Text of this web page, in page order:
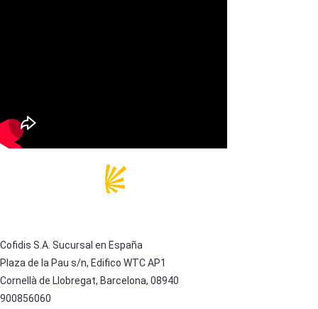
Cofidis S.A. Sucursal en España
Plaza de la Pau s/n, Edifico WTC AP1
Cornellà de Llobregat, Barcelona, 08940
900856060